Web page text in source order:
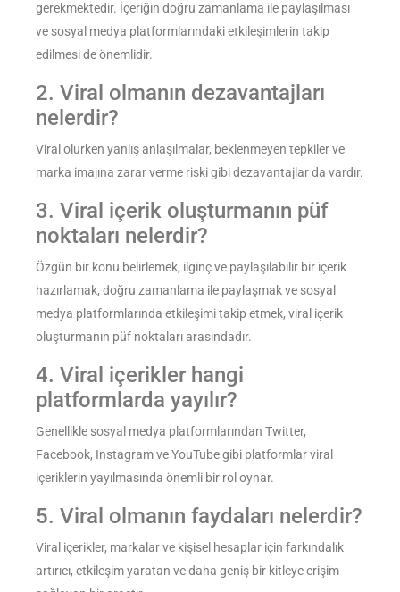
gerekmektedir. İçeriğin doğru zamanlama ile paylaşılması
ve sosyal medya platformlarındaki etkileşimlerin takip
edilmesi de önemlidir.
2. Viral olmanın dezavantajları
nelerdir?
Viral olurken yanlış anlaşılmalar, beklenmeyen tepkiler ve
marka imajına zarar verme riski gibi dezavantajlar da vardır.
3. Viral içerik oluşturmanın püf
noktaları nelerdir?
Özgün bir konu belirlemek, ilginç ve paylaşılabilir bir içerik
hazırlamak, doğru zamanlama ile paylaşmak ve sosyal
medya platformlarında etkileşimi takip etmek, viral içerik
oluşturmanın püf noktaları arasındadır.
4. Viral içerikler hangi
platformlarda yayılır?
Genellikle sosyal medya platformlarından Twitter,
Facebook, Instagram ve YouTube gibi platformlar viral
içeriklerin yayılmasında önemli bir rol oynar.
5. Viral olmanın faydaları nelerdir?
Viral içerikler, markalar ve kişisel hesaplar için farkındalık
artırıcı, etkileşim yaratan ve daha geniş bir kitleye erişim